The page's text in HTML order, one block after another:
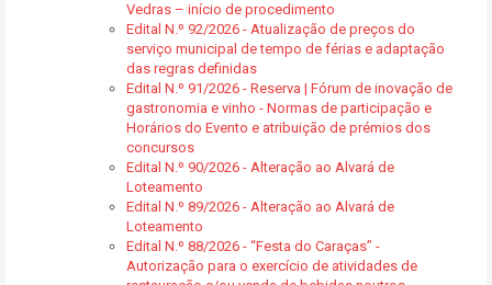
Vedras – início de procedimento
Edital N.º 92/2026 - Atualização de preços do
serviço municipal de tempo de férias e adaptação
das regras definidas
Edital N.º 91/2026 - Reserva | Fórum de inovação de
gastronomia e vinho - Normas de participação e
Horários do Evento e atribuição de prémios dos
concursos
Edital N.º 90/2026 - Alteração ao Alvará de
Loteamento
Edital N.º 89/2026 - Alteração ao Alvará de
Loteamento
Edital N.º 88/2026 - “Festa do Caraças” -
Autorização para o exercício de atividades de